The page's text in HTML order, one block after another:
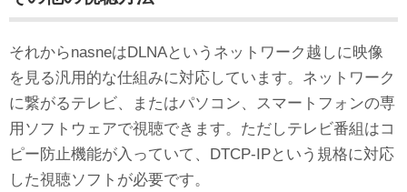
それからnasneはDLNAというネットワーク越しに映像
を見る汎用的な仕組みに対応しています。ネットワーク
に繋がるテレビ、またはパソコン、スマートフォンの専
用ソフトウェアで視聴できます。ただしテレビ番組はコ
ピー防止機能が入っていて、DTCP-IPという規格に対応
した視聴ソフトが必要です。